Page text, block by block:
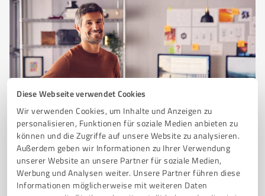
Diese Webseite verwendet Cookies
Wir verwenden Cookies, um Inhalte und Anzeigen zu
personalisieren, Funktionen für soziale Medien anbieten zu
können und die Zugriffe auf unsere Website zu analysieren.
Außerdem geben wir Informationen zu Ihrer Verwendung
unserer Website an unsere Partner für soziale Medien,
Werbung und Analysen weiter. Unsere Partner führen diese
Informationen möglicherweise mit weiteren Daten
Sie möchten auch hier gelistet werden?
Registrieren Sie sich jetzt und werden Sie ein von
Kunden empfohlener ProvenExpert!